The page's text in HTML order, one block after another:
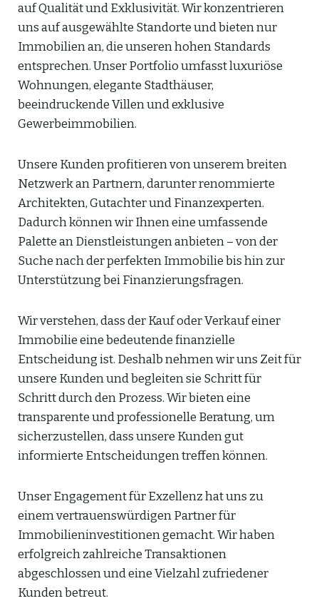
auf Qualität und Exklusivität. Wir konzentrieren
uns auf ausgewählte Standorte und bieten nur
Immobilien an, die unseren hohen Standards
entsprechen. Unser Portfolio umfasst luxuriöse
Wohnungen, elegante Stadthäuser,
beeindruckende Villen und exklusive
Gewerbeimmobilien.
Unsere Kunden profitieren von unserem breiten
Netzwerk an Partnern, darunter renommierte
Architekten, Gutachter und Finanzexperten.
Dadurch können wir Ihnen eine umfassende
Palette an Dienstleistungen anbieten – von der
Suche nach der perfekten Immobilie bis hin zur
Unterstützung bei Finanzierungsfragen.
Wir verstehen, dass der Kauf oder Verkauf einer
Immobilie eine bedeutende finanzielle
Entscheidung ist. Deshalb nehmen wir uns Zeit für
unsere Kunden und begleiten sie Schritt für
Schritt durch den Prozess. Wir bieten eine
transparente und professionelle Beratung, um
sicherzustellen, dass unsere Kunden gut
informierte Entscheidungen treffen können.
Unser Engagement für Exzellenz hat uns zu
einem vertrauenswürdigen Partner für
Immobilieninvestitionen gemacht. Wir haben
erfolgreich zahlreiche Transaktionen
abgeschlossen und eine Vielzahl zufriedener
Kunden betreut.